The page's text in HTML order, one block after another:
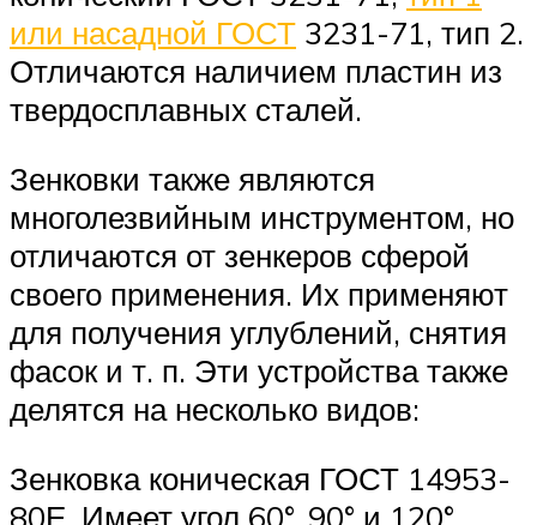
или насадной ГОСТ 3231-71, тип 2.
Отличаются наличием пластин из
твердосплавных сталей.
Зенковки также являются
многолезвийным инструментом, но
отличаются от зенкеров сферой
своего применения. Их применяют
для получения углублений, снятия
фасок и т. п. Эти устройства также
делятся на несколько видов:
Зенковка коническая ГОСТ 14953-
80Е. Имеет угол 60°, 90° и 120°.